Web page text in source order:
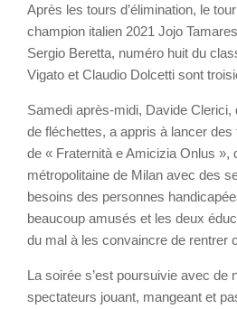
Après les tours d’élimination, le
champion italien 2021 Jojo
Sergio Beretta, numéro huit du
Vigato et Claudio Dolcetti sont
Samedi après-midi, Davide Clerici,
de fléchettes, a appris à lancer
de « Fraternità e Amicizia Onlus »,
métropolitaine de Milan avec des
besoins des personnes
beaucoup amusés et les deux
du mal à les convaincre de rentrer
La soirée s’est poursuivie avec de
spectateurs jouant, mangeant et